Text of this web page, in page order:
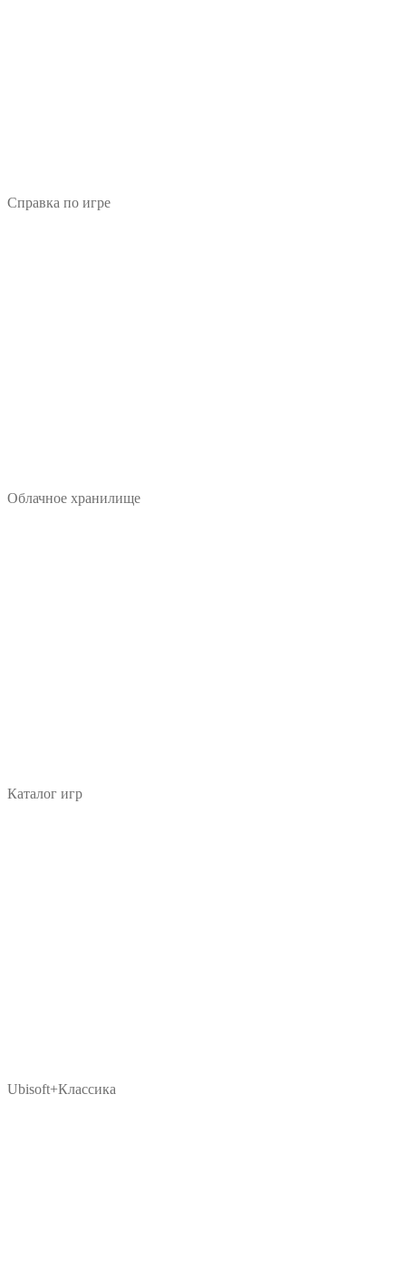
Справка по игре
Облачное хранилище
Каталог игр
Ubisoft+Классика